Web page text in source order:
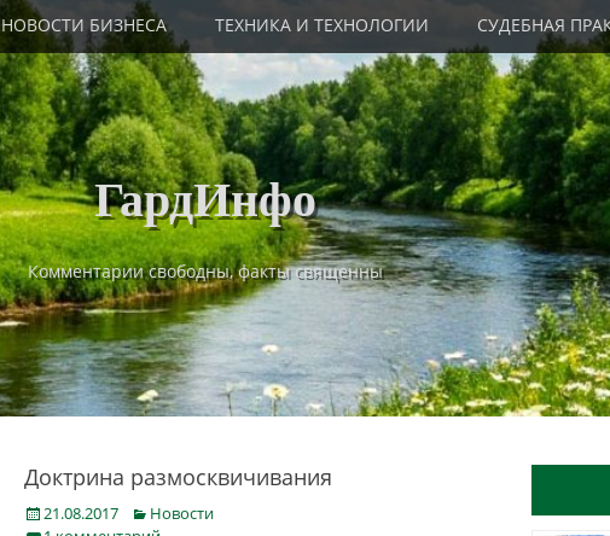
НОВОСТИ БИЗНЕСА ТЕХНИКА И ТЕХНОЛОГИИ СУДЕБНАЯ
ГардИнфо
Комментарии свободны, факты священны
Доктрина размосквичивания
Posted
21.08.2017 Categories
Новости